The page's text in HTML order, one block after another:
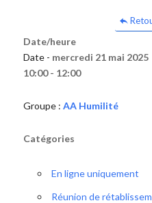
Date/heure
Date - mercredi 21 mai 2025
10:00 - 12:00
Groupe : AA Humilité
Catégories
En ligne uniquement
Réunion de